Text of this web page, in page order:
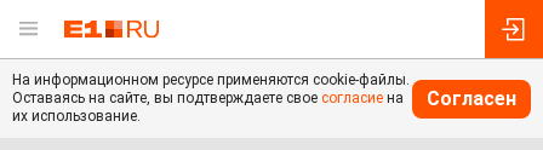
На информационном ресурсе применяются cookie-файлы.
Оставаясь на сайте, вы подтверждаете свое согласие на
их использование.
Согласен